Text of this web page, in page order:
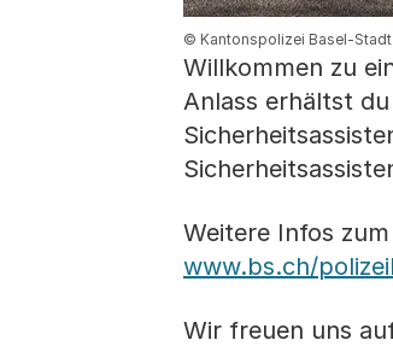
© Kantonspolizei Basel-Stadt
Willkommen zu
Anlass erhältst
Weitere Infos
www.bs.ch/
Wir freuen uns